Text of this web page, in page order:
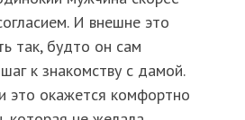
И внешне это
так, будто он сам
к знакомству с дамой.
это окажется комфортно